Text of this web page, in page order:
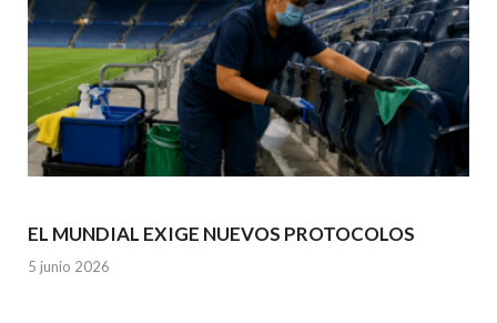
EL MUNDIAL EXIGE NUEVOS PROTOCOLOS
5 junio 2026